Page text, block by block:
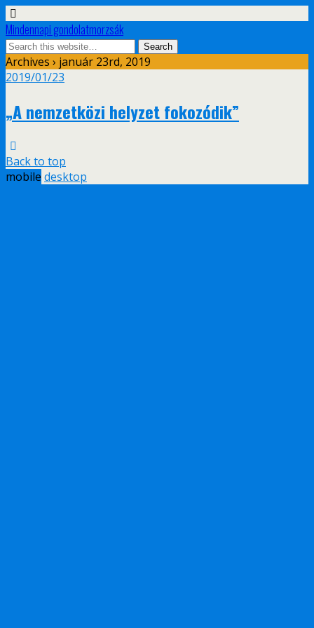
Mindennapi gondolatmorzsák
Archives › január 23rd, 2019
2019/01/23
„A nemzetközi helyzet fokozódik”
Back to top
mobile desktop